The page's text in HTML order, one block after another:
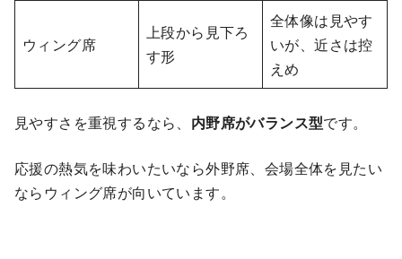
ウィング席
上段から見下ろ
す形
全体像は見やす
いが、近さは控
えめ
見やすさを重視するなら、 内野席がバランス型です。
応援の熱気を味わいたいなら外野席、会場全体を見たい
ならウィング席が向いています。